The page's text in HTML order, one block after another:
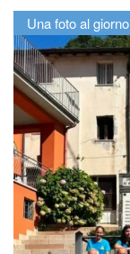
Una foto al giorno